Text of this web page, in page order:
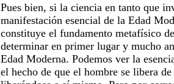
Pues bien, si la ciencia en tanto que
manifestación esencial de la Edad
constituye el fundamento metafísico
determinar en primer lugar y mucho
Edad Moderna. Podemos ver la
el hecho de que el hombre se libera